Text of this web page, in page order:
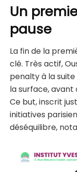
Un
pause
La fin de la
clé. Très actif,
penalty à la suite
la surface,
Ce but, inscrit
initiatives
déséquilibre,